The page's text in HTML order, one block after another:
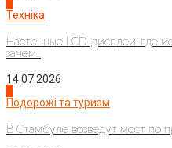
Техніка
Настенные LCD-дисплеи: где
зачем...
14.07.2026
Подорожі та туризм
В Стамбуле возведут мост по